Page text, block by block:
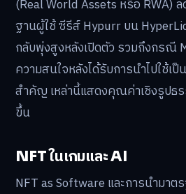
(Real World Assets หรือ RWA) ล
ฐานผู้ใช้ ซีรีส์ Hypurr บน
กลับพุ่งสูงหลังเปิดตัว รวมถึงกรณี
ความสนใจหลังได้รับการนำไปใช้เ
สำคัญ เหล่านี้แสดงคุณค่าเชิงรูปธ
ขึ้น
NFT ในเกมและ AI
NFT as Software และการนำมาต